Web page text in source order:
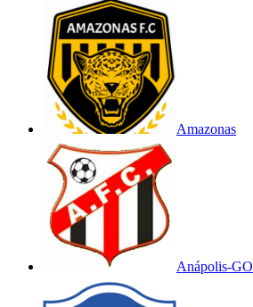
Amazonas
Anápolis-GO